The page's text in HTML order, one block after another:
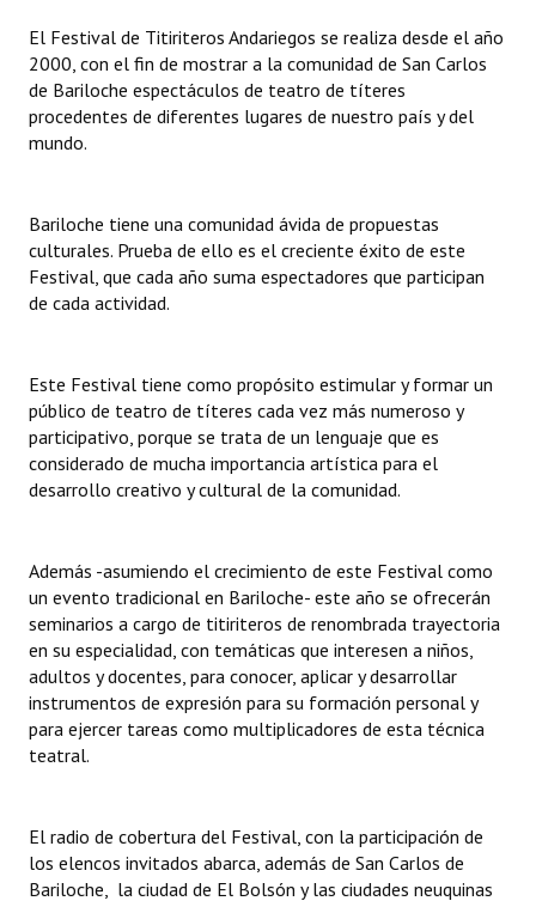
Datos Históricos
Premio al Mérito - Registro
Audiencias Públicas - Registro
Periodistas Decanos - Registro
Ciudadano Ilustre - Registro
Huéspedes de Honor - Registro
Antiguos Pobladores - Registro
Reconocimientos - Registro
Entrega de distinciones
REFORMA DE LA CARTA ORGÁNICA
El Festival de Titiriteros Andariegos se realiza desde el año
2000, con el fin de mostrar a la comunidad de San Carlos
de Bariloche espectáculos de teatro de títeres
procedentes de diferentes lugares de nuestro país y del
mundo.
Bariloche tiene una comunidad ávida de propuestas
culturales. Prueba de ello es el creciente éxito de este
Festival, que cada año suma espectadores que participan
de cada actividad.
Este Festival tiene como propósito estimular y formar un
público de teatro de títeres cada vez más numeroso y
participativo, porque se trata de un lenguaje que es
considerado de mucha importancia artística para el
desarrollo creativo y cultural de la comunidad.
Además -asumiendo el crecimiento de este Festival como
un evento tradicional en Bariloche- este año se ofrecerán
seminarios a cargo de titiriteros de renombrada trayectoria
en su especialidad, con temáticas que interesen a niños,
adultos y docentes, para conocer, aplicar y desarrollar
instrumentos de expresión para su formación personal y
para ejercer tareas como multiplicadores de esta técnica
teatral.
El radio de cobertura del Festival, con la participación de
los elencos invitados abarca, además de San Carlos de
Bariloche, la ciudad de El Bolsón y las ciudades neuquinas